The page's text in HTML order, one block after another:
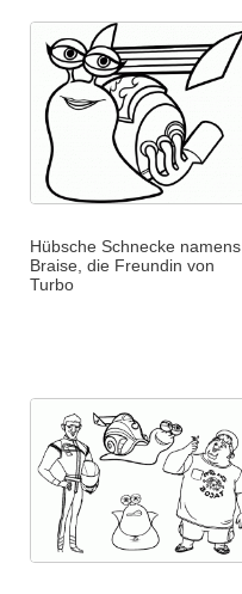
Hübsche Schnecke namens
Braise, die Freundin von
Turbo